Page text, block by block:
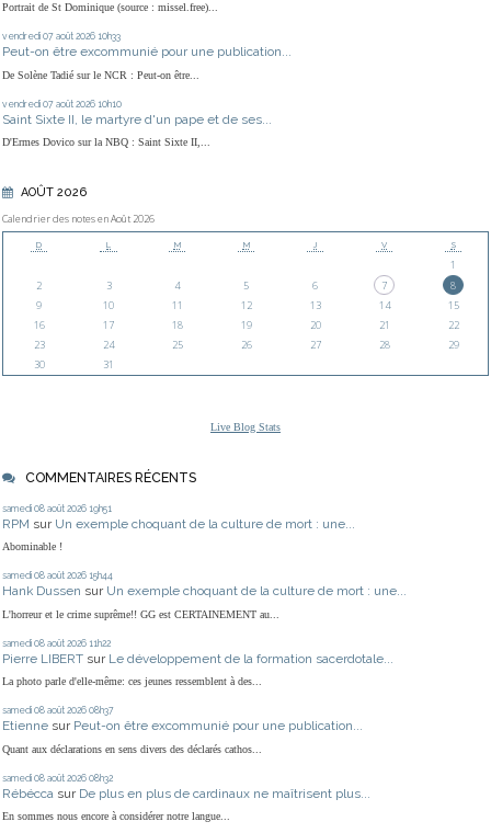
Portrait de St Dominique (source : missel.free)...
vendredi 07 août 2026 10h33
Peut-on être excommunié pour une publication...
De Solène Tadié sur le NCR : Peut-on être...
vendredi 07 août 2026 10h10
Saint Sixte II, le martyre d'un pape et de ses...
D'Ermes Dovico sur la NBQ : Saint Sixte II,...
AOÛT 2026
Calendrier des notes en Août 2026
D L M M J V S
1
2
3 4 5 6 7
8
9
10 11 12 13 14
15
16
17 18 19 20 21
22
23
24 25 26 27 28
29
30
31
Live Blog Stats
COMMENTAIRES RÉCENTS
samedi 08 août 2026 19h51
RPM sur Un exemple choquant de la culture de mort : une...
Abominable !
samedi 08 août 2026 15h44
Hank Dussen sur Un exemple choquant de la culture de mort : une...
L'horreur et le crime suprême!! GG est CERTAINEMENT au...
samedi 08 août 2026 11h22
Pierre LIBERT sur Le développement de la formation sacerdotale...
La photo parle d'elle-même: ces jeunes ressemblent à des...
samedi 08 août 2026 08h37
Etienne sur Peut-on être excommunié pour une publication...
Quant aux déclarations en sens divers des déclarés cathos...
samedi 08 août 2026 08h32
Rébécca sur De plus en plus de cardinaux ne maîtrisent plus...
En sommes nous encore à considérer notre langue...